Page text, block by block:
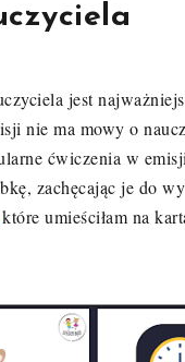
jest
nie ma mowy o
ćwiczenia w
zachęcając je do
umieściłam na